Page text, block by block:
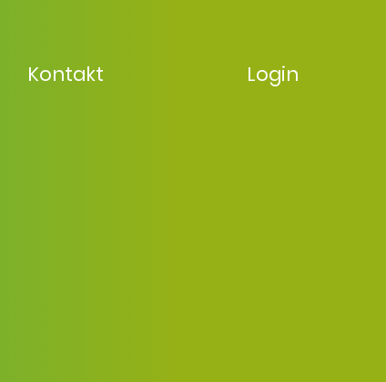
Kontakt Login